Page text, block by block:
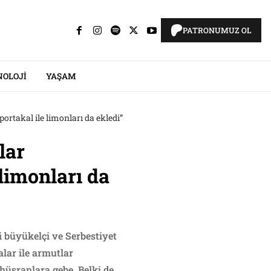
PATRONUMUZ OL
YAŞAM
ile limonları da ekledi”
da
büyükelçi ve Serbestiyet
ile armutlar